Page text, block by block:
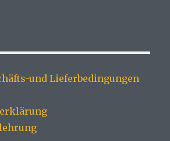
und Lieferbedingungen